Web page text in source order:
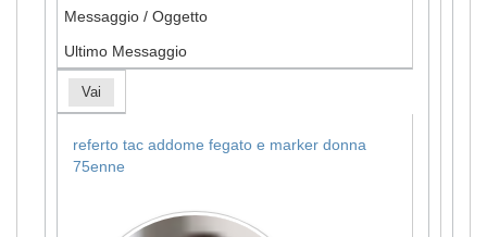
Messaggio / Oggetto
Ultimo Messaggio
Vai
referto tac addome fegato e marker donna
75enne